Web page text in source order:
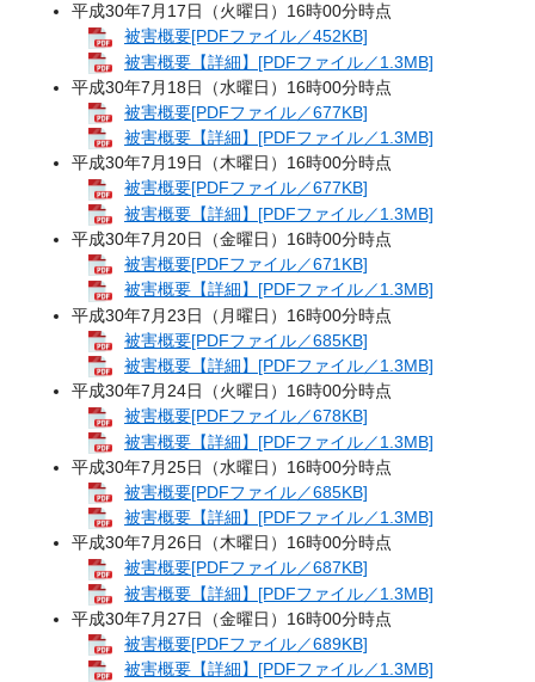
平成30年7月17日（火曜日）16時00分時点
被害概要[PDFファイル／452KB]
被害概要【詳細】[PDFファイル／1.3MB]
平成30年7月18日（水曜日）16時00分時点
被害概要[PDFファイル／677KB]
被害概要【詳細】[PDFファイル／1.3MB]
平成30年7月19日（木曜日）16時00分時点
被害概要[PDFファイル／677KB]
被害概要【詳細】[PDFファイル／1.3MB]
平成30年7月20日（金曜日）16時00分時点
被害概要[PDFファイル／671KB]
被害概要【詳細】[PDFファイル／1.3MB]
平成30年7月23日（月曜日）16時00分時点
被害概要[PDFファイル／685KB]
被害概要【詳細】[PDFファイル／1.3MB]
平成30年7月24日（火曜日）16時00分時点
被害概要[PDFファイル／678KB]
被害概要【詳細】[PDFファイル／1.3MB]
平成30年7月25日（水曜日）16時00分時点
被害概要[PDFファイル／685KB]
被害概要【詳細】[PDFファイル／1.3MB]
平成30年7月26日（木曜日）16時00分時点
被害概要[PDFファイル／687KB]
被害概要【詳細】[PDFファイル／1.3MB]
平成30年7月27日（金曜日）16時00分時点
被害概要[PDFファイル／689KB]
被害概要【詳細】[PDFファイル／1.3MB]